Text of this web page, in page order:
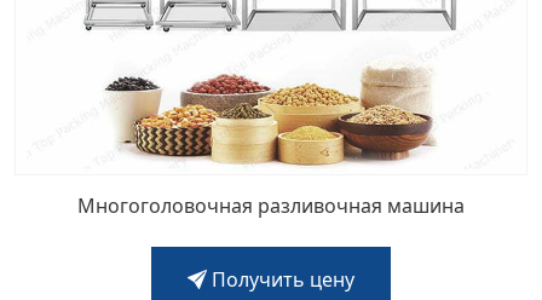
Многоголовочная разливочная машина
Получить цену